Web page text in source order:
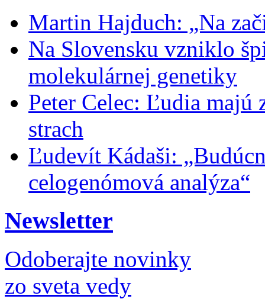
Martin Hajduch: „Na
Na Slovensku vzniklo
molekulárnej genetiky
Peter Celec: Ľudia
strach
Ľudevít Kádaši:
celogenómová analýza“
Newsletter
Odoberajte novinky
zo sveta vedy